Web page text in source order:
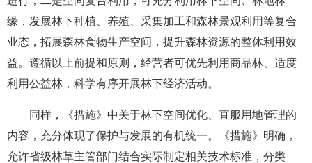
缘，发展林下种植、养殖、采集加工和森林景观利用等复合
业态，拓展森林食物生产空间，提升森林资源的整体利用效
益。遵循以上前提和原则，经营者可优先利用商品林、适度
利用公益林，科学有序开展林下经济活动。
同样，《措施》中关于林下空间优化、直服用地管理的
内容，充分体现了保护与发展的有机统一。《措施》明确，
允许省级林草主管部门结合实际制定相关技术标准，分类